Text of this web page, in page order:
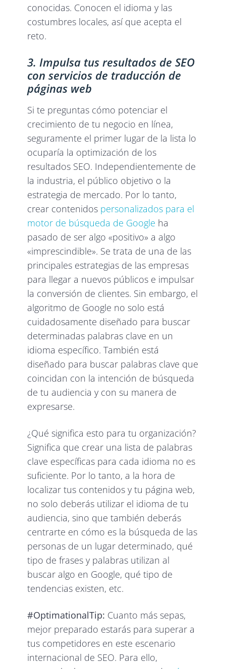
conocidas. Conocen el idioma y las
costumbres locales, así que acepta el
reto.
3. Impulsa tus resultados de SEO
con servicios de traducción de
páginas web
Si te preguntas cómo potenciar el
crecimiento de tu negocio en línea,
seguramente el primer lugar de la lista lo
ocuparía la optimización de los
resultados SEO. Independientemente de
la industria, el público objetivo o la
estrategia de mercado. Por lo tanto,
crear contenidos personalizados para el
motor de búsqueda de Google ha
pasado de ser algo «positivo» a algo
«imprescindible». Se trata de una de las
principales estrategias de las empresas
para llegar a nuevos públicos e impulsar
la conversión de clientes. Sin embargo, el
algoritmo de Google no solo está
cuidadosamente diseñado para buscar
determinadas palabras clave en un
idioma específico. También está
diseñado para buscar palabras clave que
coincidan con la intención de búsqueda
de tu audiencia y con su manera de
expresarse.
¿Qué significa esto para tu organización?
Significa que crear una lista de palabras
clave específicas para cada idioma no es
suficiente. Por lo tanto, a la hora de
localizar tus contenidos y tu página web,
no solo deberás utilizar el idioma de tu
audiencia, sino que también deberás
centrarte en cómo es la búsqueda de las
personas de un lugar determinado, qué
tipo de frases y palabras utilizan al
buscar algo en Google, qué tipo de
tendencias existen, etc.
#OptimationalTip: Cuanto más sepas,
mejor preparado estarás para superar a
tus competidores en este escenario
internacional de SEO. Para ello,